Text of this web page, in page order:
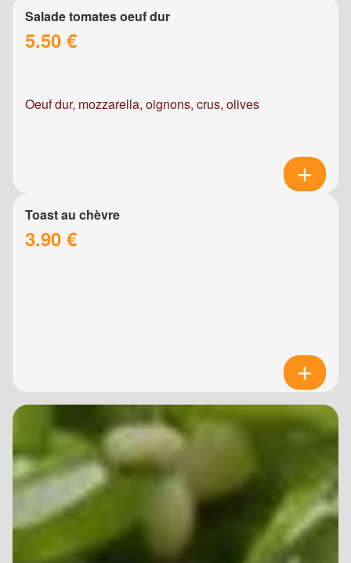
Salade tomates oeuf dur
5.50 €
Oeuf dur, mozzarella, oignons, crus, olives
Toast au chèvre
3.90 €